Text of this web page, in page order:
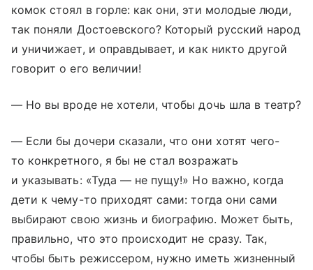
комок стоял в горле: как они, эти молодые люди,
так поняли Достоевского? Который русский народ
и уничижает, и оправдывает, и как никто другой
говорит о его величии!
— Но вы вроде не хотели, чтобы дочь шла в театр?
— Если бы дочери сказали, что они хотят чего-
то конкретного, я бы не стал возражать
и указывать: «Туда — не пущу!» Но важно, когда
дети к чему-то приходят сами: тогда они сами
выбирают свою жизнь и биографию. Может быть,
правильно, что это происходит не сразу. Так,
чтобы быть режиссером, нужно иметь жизненный